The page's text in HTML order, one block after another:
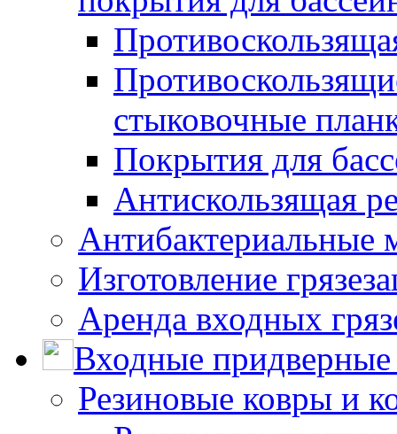
стыковочные
Покрытия для
Антискользящая
Антибактериальные
Изготовление
Аренда входных
Входные
Резиновые ковры и